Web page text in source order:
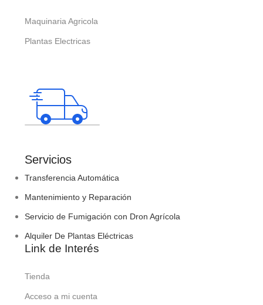
Maquinaria Agricola
Plantas Electricas
Servicios
Transferencia Automática
Mantenimiento y Reparación
Servicio de Fumigación con Dron Agrícola
Alquiler De Plantas Eléctricas
Link de Interés
Tienda
Acceso a mi cuenta